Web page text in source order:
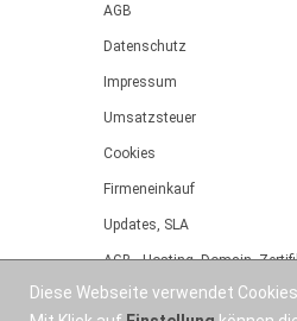
AGB
Datenschutz
Impressum
Umsatzsteuer
Cookies
Firmeneinkauf
Updates, SLA
AGB - Hosting, Domain,
Bonuspunkte
Diese Webseite verwendet